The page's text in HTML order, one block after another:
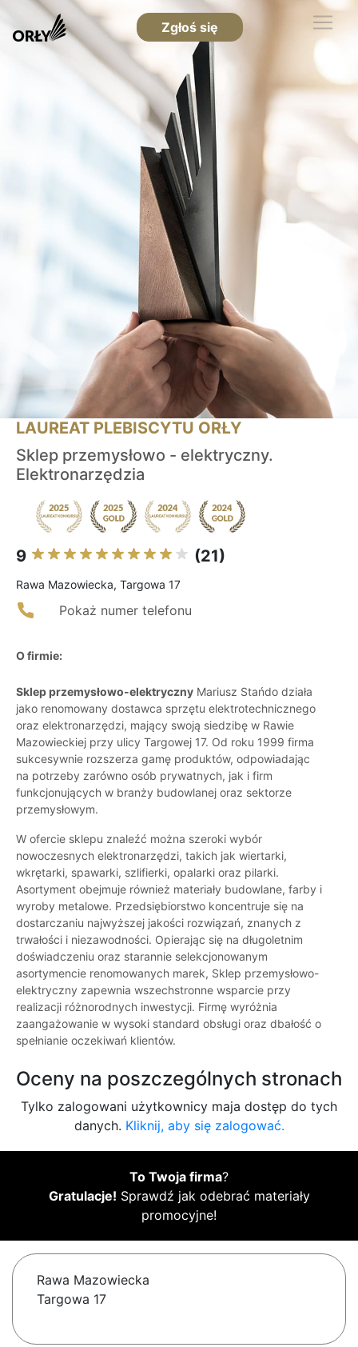
Zgłoś się
LAUREAT PLEBISCYTU ORŁY
Sklep przemysłowo - elektryczny.
Elektronarzędzia
9 (21)
Rawa Mazowiecka, Targowa 17
Pokaż numer telefonu
O firmie:
Sklep przemysłowo-elektryczny Mariusz Stańdo działa
jako renomowany dostawca sprzętu elektrotechnicznego
oraz elektronarzędzi, mający swoją siedzibę w Rawie
Mazowieckiej przy ulicy Targowej 17. Od roku 1999 firma
sukcesywnie rozszerza gamę produktów, odpowiadając
na potrzeby zarówno osób prywatnych, jak i firm
funkcjonujących w branży budowlanej oraz sektorze
przemysłowym.
W ofercie sklepu znaleźć można szeroki wybór
nowoczesnych elektronarzędzi, takich jak wiertarki,
wkrętarki, spawarki, szlifierki, opalarki oraz pilarki.
Asortyment obejmuje również materiały budowlane, farby i
wyroby metalowe. Przedsiębiorstwo koncentruje się na
dostarczaniu najwyższej jakości rozwiązań, znanych z
trwałości i niezawodności. Opierając się na długoletnim
doświadczeniu oraz starannie selekcjonowanym
asortymencie renomowanych marek, Sklep przemysłowo-
elektryczny zapewnia wszechstronne wsparcie przy
realizacji różnorodnych inwestycji. Firmę wyróżnia
zaangażowanie w wysoki standard obsługi oraz dbałość o
spełnianie oczekiwań klientów.
Oceny na poszczególnych stronach
Tylko zalogowani użytkownicy maja dostęp do tych
danych. Kliknij, aby się zalogować.
To Twoja firma?
Gratulacje! Sprawdź jak odebrać materiały
promocyjne!
Rawa Mazowiecka
Targowa 17